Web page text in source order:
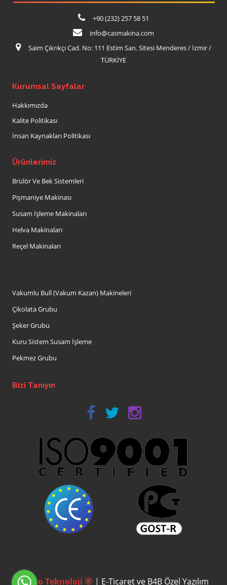
+90 (232) 257 58 51
info@casmakina.com
Saim Çıkrıkçı Cad. No: 111 Estim San. Sitesi Menderes / İzmir /
TÜRKİYE
Kurumsal Sayfalar
Hakkımızda
Kalite Politikası
İnsan Kaynakları Politikası
Ürünlerimiz
Brülör Ve Bek Sistemleri
Pişmaniye Makinası
Susam İşleme Makinaları
Helva Makinaları
Reçel Makinaları
Vakumlu Bull (Vakum Kazan) Makineleri
Çikolata Grubu
Şeker Grubu
Kuru Sistem Susam İşleme
Pekmez Grubu
Bizi Tanıyın
Gusto Teknoloji ® | E-Ticaret ve B4B Özel Yazılım